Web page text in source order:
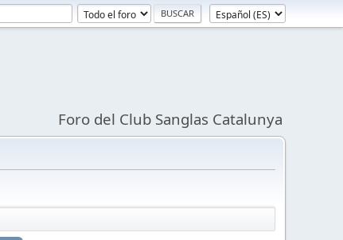
Foro del Club Sanglas Catalunya